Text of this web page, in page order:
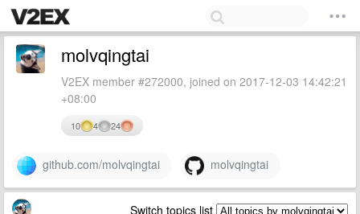
molvqingtai
V2EX member #272000, joined on 2017-12-03 14:42:21
+08:00
10 4 24
github.com/molvqingtai molvqingtai
Switch topics list